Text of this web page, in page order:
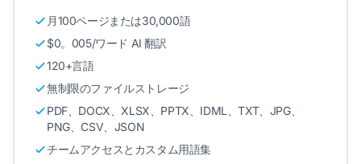
月100ページまたは30,000語
$0。005/ワード AI 翻訳
120+言語
無制限のファイルストレージ
PDF、DOCX、XLSX、PPTX、IDML、TXT、JPG、
PNG、CSV、JSON
チームアクセスとカスタム用語集